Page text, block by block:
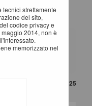
tecnici strettamente
del sito,
codice privacy e
2014, non è
memorizzato nel
PER ELENCHI
gli elenchi operatori
Per richiedere
economici bisogna
dettagli
AL 06/10/2025